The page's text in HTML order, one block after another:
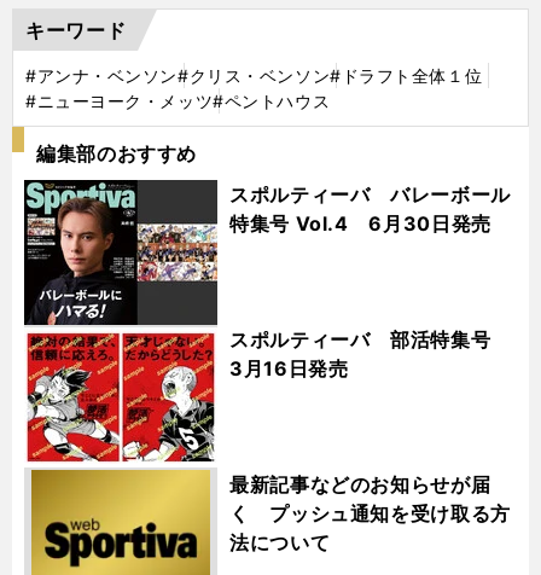
キーワード
#アンナ・ベンソン#クリス・ベンソン#ドラフト全体１位
#ニューヨーク・メッツ#ペントハウス
編集部のおすすめ
スポルティーバ バレーボール
特集号 Vol.4 6月30日発売
スポルティーバ 部活特集号
3月16日発売
最新記事などのお知らせが届
く プッシュ通知を受け取る方
法について